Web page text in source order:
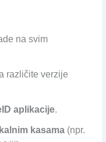
na svim
različite verzije
aplikacije.
kasama(npr.